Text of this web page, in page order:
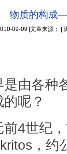
物质的构
09-09 |文章来源： |
各种各
呢？
世纪，
，